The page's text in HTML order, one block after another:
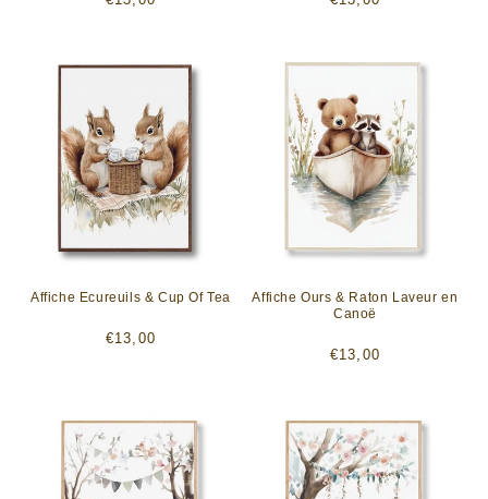
Affiche Ecureuils & Cup Of Tea
Prix
€13,00
Affiche Ours & Raton Laveur en
Canoë
Prix
€13,00